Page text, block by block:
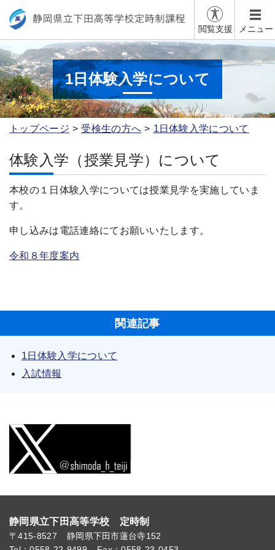
閲覧支援 メニュー
1日体験入学について
トップページ 受検生の方へ 1日体験入学について
体験入学（授業見学）について
本校の１日体験入学については授業見学を実施していま
す。
申し込みは電話連絡にてお願いいたします。
令和８年度案内
関連記事
1日体験入学について
入試情報
静岡県立下田高等学校 定時制
〒415-8527
静岡県下田市蓮台寺152